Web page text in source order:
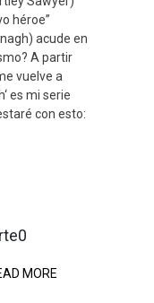
héroe”
acude en
A partir
vuelve a
es mi serie
con esto:
MORE